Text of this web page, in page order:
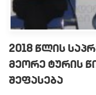
2018 წლის
მეორე ტურის
შეფასება